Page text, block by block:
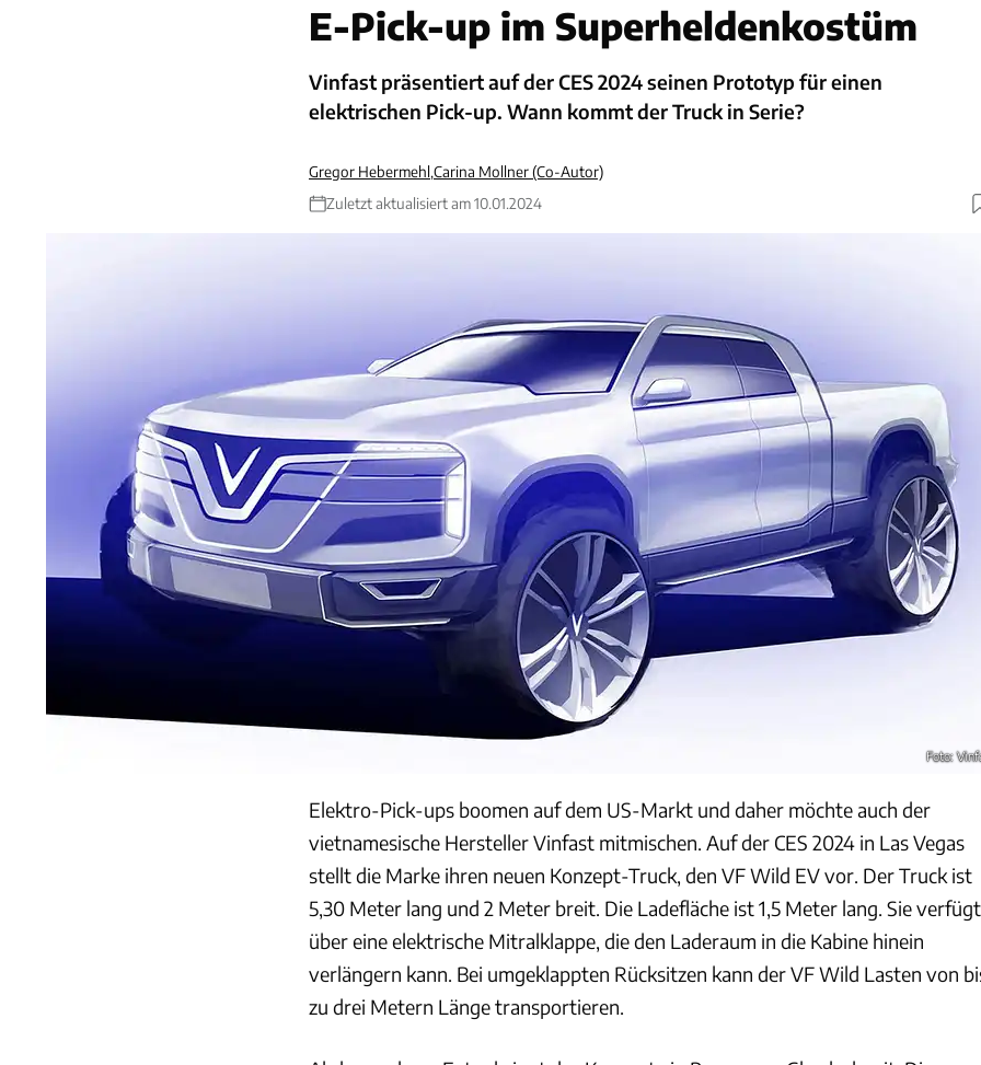
E-Pick-up im Superheldenkostüm
Vinfast präsentiert auf der CES 2024 seinen Prototyp für einen
elektrischen Pick-up. Wann kommt der Truck in Serie?
Gregor Hebermehl,Carina Mollner (Co-Autor)
Zuletzt aktualisiert am 10.01.2024
Foto:
Elektro-Pick-ups boomen auf dem US-Markt und daher möchte auch der
vietnamesische Hersteller Vinfast mitmischen. Auf der CES 2024 in Las Vegas
stellt die Marke ihren neuen Konzept-Truck, den VF Wild EV vor. Der Truck ist
5,30 Meter lang und 2 Meter breit. Die Ladefläche ist 1,5 Meter lang. Sie verfügt
über eine elektrische Mitralklappe, die den Laderaum in die Kabine hinein
verlängern kann. Bei umgeklappten Rücksitzen kann der VF Wild Lasten von
zu drei Metern Länge transportieren.